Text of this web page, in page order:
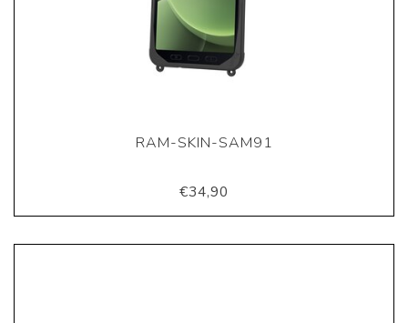
RAM-SKIN-SAM91
€34,90